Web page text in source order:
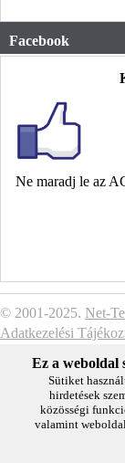
Facebook
Ne maradj le az
© 2001-2025. Net-
Adatkezelési
Ez a weboldal
Sütiket
hirdetések
közösségi
valamint